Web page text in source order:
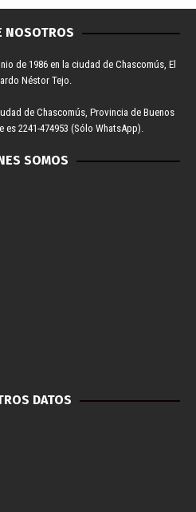
NOSOTROS
de 1986 en la ciudad de Chascomús, El
Néstor Tejo.
de Chascomús, Provincia de Buenos
2241-474953 (Sólo WhatsApp).
SOMOS
DATOS